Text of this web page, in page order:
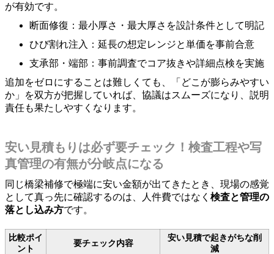
が有効です。
断面修復：最小厚さ・最大厚さを設計条件として明記
ひび割れ注入：延長の想定レンジと単価を事前合意
支承部・端部：事前調査でコア抜きや詳細点検を実施
追加をゼロにすることは難しくても、「どこが膨らみやすい
か」を双方が把握していれば、協議はスムーズになり、説明
責任も果たしやすくなります。
安い見積もりは必ず要チェック！検査工程や写
真管理の有無が分岐点になる
同じ橋梁補修で極端に安い金額が出てきたとき、現場の感覚
として真っ先に確認するのは、人件費ではなく 検査と管理の
落とし込み方です。
比較ポイ
ント
要チェック内容
安い見積で起きがちな削
減